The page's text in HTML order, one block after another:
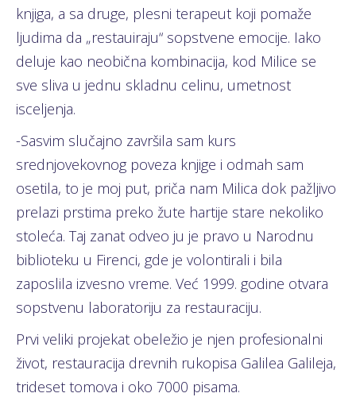
knjiga, a sa druge, plesni terapeut koji pomaže
ljudima da „restauiraju“ sopstvene emocije. Iako
deluje kao neobična kombinacija, kod Milice se
sve sliva u jednu skladnu celinu, umetnost
isceljenja.
-Sasvim slučajno završila sam kurs
srednjovekovnog poveza knjige i odmah sam
osetila, to je moj put, priča nam Milica dok pažljivo
prelazi prstima preko žute hartije stare nekoliko
stoleća. Taj zanat odveo ju je pravo u Narodnu
biblioteku u Firenci, gde je volontirali i bila
zaposlila izvesno vreme. Već 1999. godine otvara
sopstvenu laboratoriju za restauraciju.
Prvi veliki projekat obeležio je njen profesionalni
život, restauracija drevnih rukopisa Galilea Galileja,
trideset tomova i oko 7000 pisama.